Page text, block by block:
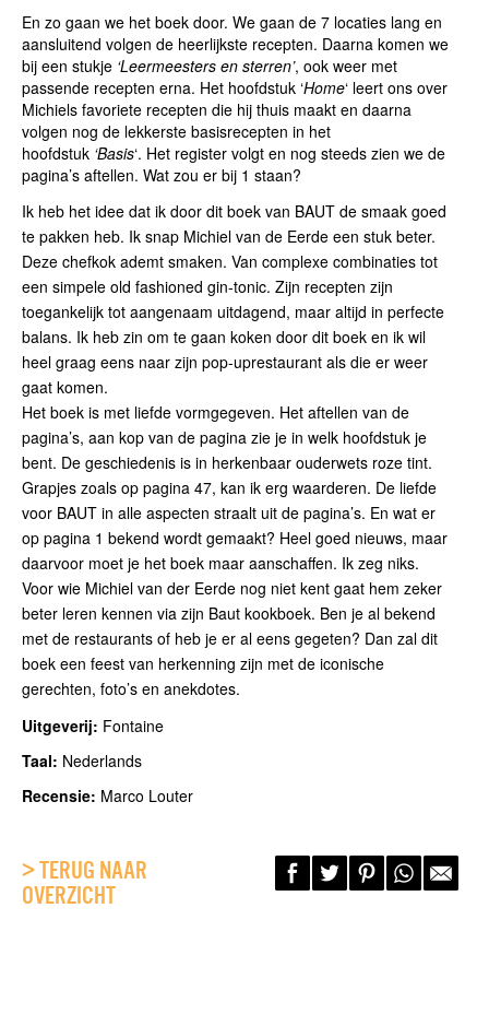
En zo gaan we het boek door. We gaan de 7 locaties lang en
aansluitend volgen de heerlijkste recepten. Daarna komen we
bij een stukje ‘Leermeesters en sterren’, ook weer met
passende recepten erna. Het hoofdstuk ‘Home‘ leert ons over
Michiels favoriete recepten die hij thuis maakt en daarna
volgen nog de lekkerste basisrecepten in het
hoofdstuk ‘Basis‘. Het register volgt en nog steeds zien we de
pagina’s aftellen. Wat zou er bij 1 staan?
Ik heb het idee dat ik door dit boek van BAUT de smaak goed
te pakken heb. Ik snap Michiel van de Eerde een stuk beter.
Deze chefkok ademt smaken. Van complexe combinaties tot
een simpele old fashioned gin-tonic. Zijn recepten zijn
toegankelijk tot aangenaam uitdagend, maar altijd in perfecte
balans. Ik heb zin om te gaan koken door dit boek en ik wil
heel graag eens naar zijn pop-uprestaurant als die er weer
gaat komen.
Het boek is met liefde vormgegeven. Het aftellen van de
pagina’s, aan kop van de pagina zie je in welk hoofdstuk je
bent. De geschiedenis is in herkenbaar ouderwets roze tint.
Grapjes zoals op pagina 47, kan ik erg waarderen. De liefde
voor BAUT in alle aspecten straalt uit de pagina’s. En wat er
op pagina 1 bekend wordt gemaakt? Heel goed nieuws, maar
daarvoor moet je het boek maar aanschaffen. Ik zeg niks.
Voor wie Michiel van der Eerde nog niet kent gaat hem zeker
beter leren kennen via zijn Baut kookboek. Ben je al bekend
met de restaurants of heb je er al eens gegeten? Dan zal dit
boek een feest van herkenning zijn met de iconische
gerechten, foto’s en anekdotes.
Uitgeverij: Fontaine
Taal: Nederlands
Recensie: Marco Louter
> TERUG NAAR
OVERZICHT